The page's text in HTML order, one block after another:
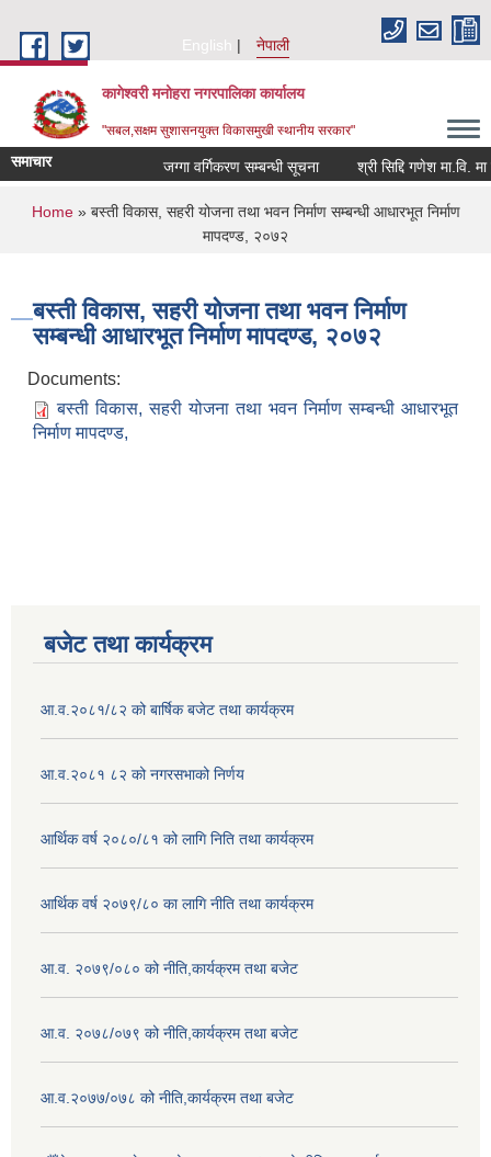
English
नेपाली
कागेश्वरी मनोहरा नगरपालिका कार्यालय
"सबल,सक्षम सुशासनयुक्त विकासमुखी स्थानीय सरकार"
समाचार जग्गा वर्गिकरण सम्बन्धी सूचना श्री सिद्दि गणेश मा.वि. मा
You are here
Home» बस्ती विकास, सहरी योजना तथा भवन निर्माण सम्बन्धी आधारभूत निर्माण
मापदण्ड, २०७२
बस्ती विकास, सहरी योजना तथा भवन निर्माण
सम्बन्धी आधारभूत निर्माण मापदण्ड, २०७२
Documents:
बस्ती विकास, सहरी योजना तथा भवन निर्माण सम्बन्धी आधारभूत
निर्माण मापदण्ड,
बजेट तथा कार्यक्रम
आ.व.२०८१/८२ को बार्षिक बजेट तथा कार्यक्रम
आ.व.२०८१ ८२ को नगरसभाको निर्णय
आर्थिक वर्ष २०८०/८१ को लागि निति तथा कार्यक्रम
आर्थिक वर्ष २०७९/८० का लागि नीति तथा कार्यक्रम
आ.व. २०७९/०८० को नीति,कार्यक्रम तथा बजेट
आ.व. २०७८/०७९ को नीति,कार्यक्रम तथा बजेट
आ.व.२०७७/०७८ को नीति,कार्यक्रम तथा बजेट